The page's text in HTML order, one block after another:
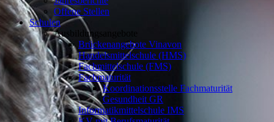
Offene Stellen
Schulen
Ausbildungsangebote
Brückenangebote Vinavon
Handelsmittelschule (HMS)
Fachmittelschule (FMS)
Fachmaturität
Koordinationsstelle Fachmaturität
Gesundheit GR
Informatikmittelschule IMS